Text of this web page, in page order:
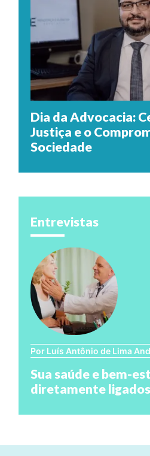
Dia da Advocacia:
Justiça e o
Sociedade
Entrevistas
Por Luís Antônio de Lima
Sua saúde e bem-
diretamente